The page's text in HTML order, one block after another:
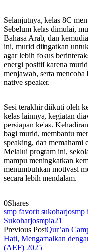
Selanjutnya, kelas 8C
Sebelum kelas dimulai,
Bahasa Arab, dan
ini, murid diingatkan
agar lebih fokus
energi positif karena
menjawab, serta mencoba
native speaker.
Sesi terakhir diikuti oleh
kelas lainnya, kegiatan
persiapan kelas.
bagi murid, membantu
speaking, dan memahami
Melalui program ini,
mampu meningkatkan
menumbuhkan motivasi
secara lebih mendalam.
0Shares
smp favorit sukoharjosmp
Sukoharjosmpia21
Previous PostQur’an
Hati, Mengamalkan
(AEF) 2025